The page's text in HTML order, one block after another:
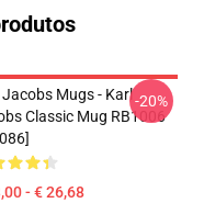
Jacobs Mugs - Karl
Classic Mug RB1006
- € 26,68
-20%